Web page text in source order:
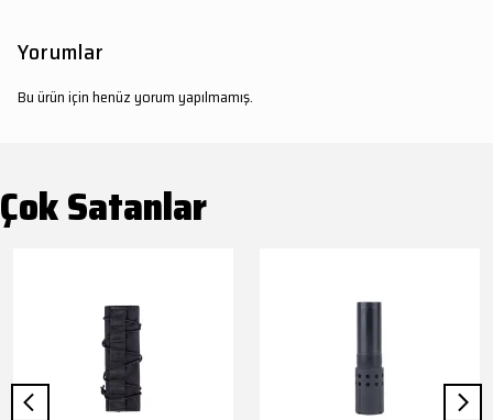
Yorumlar
Bu ürün için henüz yorum yapılmamış.
Çok Satanlar